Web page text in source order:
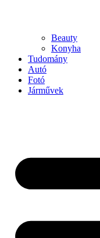
Beauty
Konyha
Tudomány
Autó
Fotó
Járművek